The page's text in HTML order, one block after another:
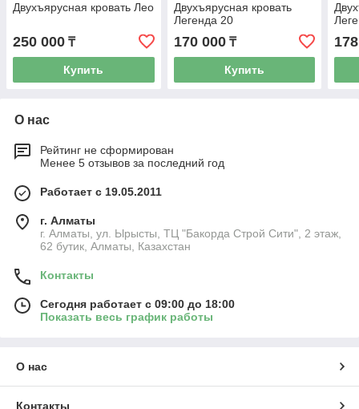
Двухъярусная кровать Лео
250 000 ₸
Купить
Двухъярусная кровать
Легенда 20
170 000₸
Купить
О нас
Рейтинг не сформирован
Менее 5 отзывов за последний год
Работает с 19.05.2011
г. Алматы
г. Алматы, ул. Ырысты, ТЦ "Бакорда Строй Сити", 2 этаж,
62 бутик, Алматы, Казахстан
Контакты
Сегодня работает с 09:00 до 18:00
Показать весь график работы
О нас
Контакты